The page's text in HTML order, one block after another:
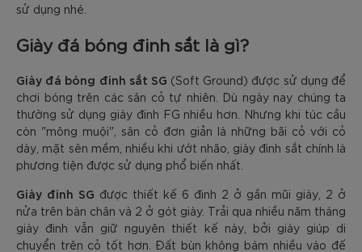
sử dụng nhé.
Giày đá bóng đinh sắt là gì?
Giày đá bóng đinh sắt SG (Soft Ground) được sử dụng để
chơi bóng trên các sân cỏ tự nhiên. Dù ngày nay chúng ta
thường sử dụng giày đinh FG nhiều hơn. Nhưng khi túc cầu
còn "mông muội", sân cỏ đơn giản là những bãi cỏ với cỏ
dày, mặt sên mềm, nhiều khi ướt nhão, giày đinh sắt chính là
phương tiện được sử dụng phổ biến nhất.
Giày đinh SG được thiết kế 6 đinh 2 ở gần mũi giày, 2 ở
nửa trên bàn chân và 2 ở gót giày. Trải qua nhiều năm tháng
giày đinh vẫn giữ nguyên thiết kế này, bởi giày giúp di
chuyển trên cỏ tốt hơn. Đất bùn không bám nhiều vào đế